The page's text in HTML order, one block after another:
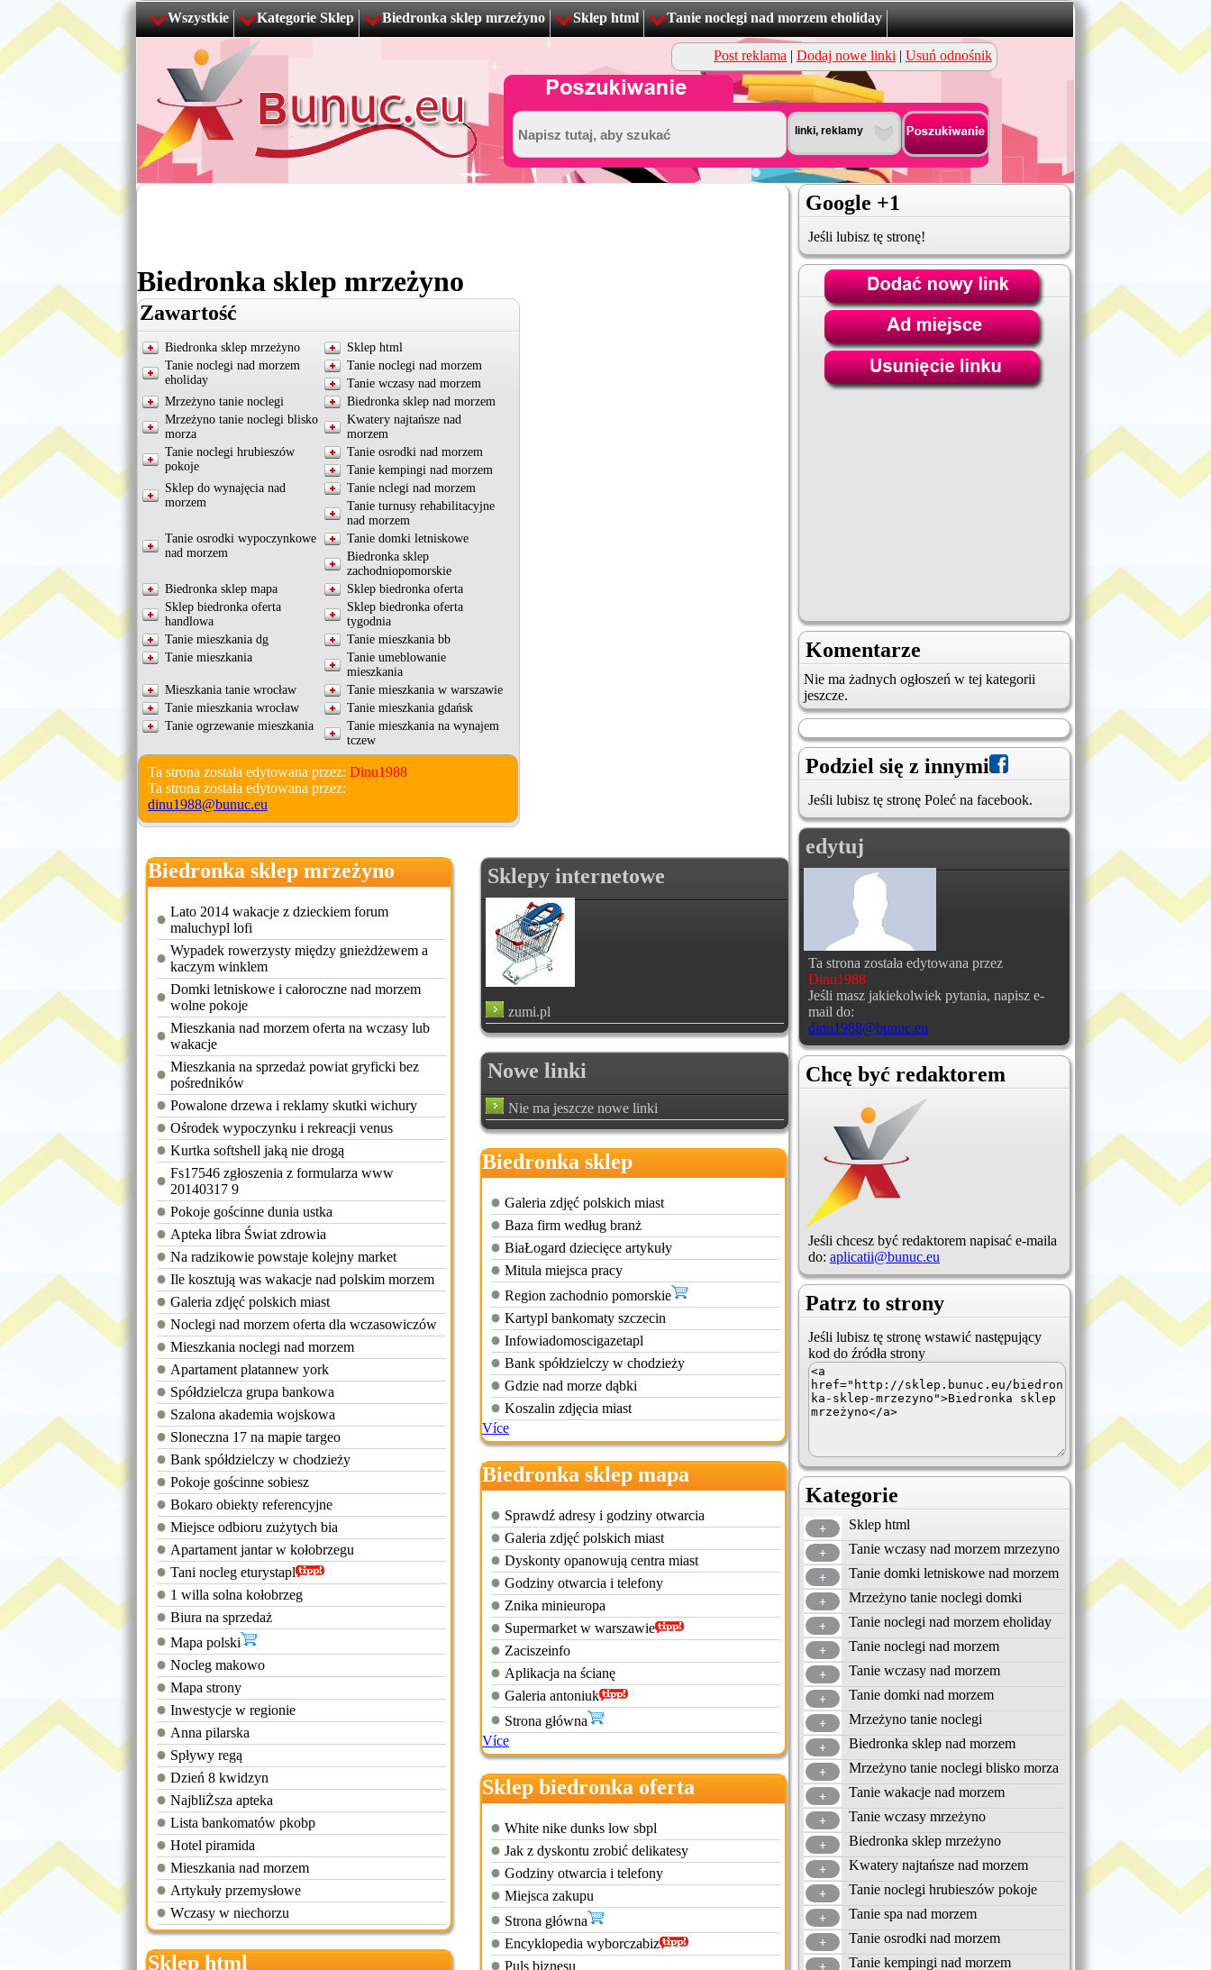
Wszystkie Kategorie Sklep Biedronka sklep mrzeżyno Sklep html Tanie noclegi nad morzem eholiday
Post reklama | Dodaj nowe linki | Usuń odnośnik
Biedronka sklep mrzeżyno
Zawartość
Biedronka sklep mrzeżyno
Sklep html
Tanie noclegi nad morzem
eholiday
Tanie noclegi nad morzem
Tanie wczasy nad morzem
Mrzeżyno tanie noclegi
Biedronka sklep nad morzem
Mrzeżyno tanie noclegi blisko
morza
Kwatery najtańsze nad
morzem
Tanie noclegi hrubieszów
pokoje
Tanie osrodki nad morzem
Tanie kempingi nad morzem
Sklep do wynajęcia nad
morzem
Tanie nclegi nad morzem
Tanie turnusy rehabilitacyjne
nad morzem
Tanie osrodki wypoczynkowe
nad morzem
Tanie domki letniskowe
Biedronka sklep
zachodniopomorskie
Biedronka sklep mapa
Sklep biedronka oferta
Sklep biedronka oferta
handlowa
Sklep biedronka oferta
tygodnia
Tanie mieszkania dg
Tanie mieszkania bb
Tanie mieszkania
Tanie umeblowanie
mieszkania
Mieszkania tanie wrocław
Tanie mieszkania w warszawie
Tanie mieszkania wrocław
Tanie mieszkania gdańsk
Tanie ogrzewanie mieszkania
Tanie mieszkania na wynajem
tczew
Ta strona została edytowana przez: Dinu1988
Ta strona została edytowana przez:
dinu1988@bunuc.eu
Biedronka sklep mrzeżyno
Lato 2014 wakacje z dzieckiem forum
maluchypl lofi
Wypadek rowerzysty między gnieżdżewem a
kaczym winklem
Domki letniskowe i całoroczne nad morzem
wolne pokoje
Mieszkania nad morzem oferta na wczasy lub
wakacje
Mieszkania na sprzedaż powiat gryficki bez
pośredników
Powalone drzewa i reklamy skutki wichury
Ośrodek wypoczynku i rekreacji venus
Kurtka softshell jaką nie drogą
Fs17546 zgłoszenia z formularza www
20140317 9
Pokoje gościnne dunia ustka
Apteka libra Świat zdrowia
Na radzikowie powstaje kolejny market
Ile kosztują was wakacje nad polskim morzem
Galeria zdjęć polskich miast
Noclegi nad morzem oferta dla wczasowiczów
Mieszkania noclegi nad morzem
Apartament platannew york
Spółdzielcza grupa bankowa
Szalona akademia wojskowa
Sloneczna 17 na mapie targeo
Bank spółdzielczy w chodzieży
Pokoje gościnne sobiesz
Bokaro obiekty referencyjne
Miejsce odbioru zużytych bia
Apartament jantar w kołobrzegu
Tani nocleg eturystapl
1 willa solna kołobrzeg
Biura na sprzedaż
Mapa polski
Nocleg makowo
Mapa strony
Inwestycje w regionie
Anna pilarska
Spływy regą
Dzień 8 kwidzyn
NajbliŻsza apteka
Lista bankomatów pkobp
Hotel piramida
Mieszkania nad morzem
Artykuły przemysłowe
Wczasy w niechorzu
Sklep html
Sklepy internetowe
zumi.pl
Nowe linki
Nie ma jeszcze nowe linki
Biedronka sklep
zachodniopomorskie
Galeria zdjęć polskich miast
Baza firm według branż
BiaŁogard dziecięce artykuły
Mitula miejsca pracy
Region zachodnio pomorskie
Kartypl bankomaty szczecin
Infowiadomoscigazetapl
Bank spółdzielczy w chodzieży
Gdzie nad morze dąbki
Koszalin zdjęcia miast
Více
Biedronka sklep mapa
Sprawdź adresy i godziny otwarcia
Galeria zdjęć polskich miast
Dyskonty opanowują centra miast
Godziny otwarcia i telefony
Znika minieuropa
Supermarket w warszawie
Zaciszeinfo
Aplikacja na ścianę
Galeria antoniuk
Strona główna
Více
Sklep biedronka oferta
White nike dunks low sbpl
Jak z dyskontu zrobić delikatesy
Godziny otwarcia i telefony
Miejsca zakupu
Strona główna
Encyklopedia wyborczabiz
Puls biznesu
Google +1
Jeśli lubisz tę stronę!
Komentarze
Nie ma żadnych ogłoszeń w tej kategorii
jeszcze.
Podziel się z innymi
Jeśli lubisz tę stronę Poleć na facebook.
edytuj
Ta strona została edytowana przez
Dinu1988
Jeśli masz jakiekolwiek pytania, napisz e-
mail do:
dinu1988@bunuc.eu
Chcę być redaktorem
Jeśli chcesz być redaktorem napisać e-maila
do: aplicatii@bunuc.eu
Patrz to strony
Jeśli lubisz tę stronę wstawić następujący
kod do źródła strony
Kategorie
Sklep html
Tanie wczasy nad morzem mrzezyno
Tanie domki letniskowe nad morzem
Mrzeżyno tanie noclegi domki
Tanie noclegi nad morzem eholiday
Tanie noclegi nad morzem
Tanie wczasy nad morzem
Tanie domki nad morzem
Mrzeżyno tanie noclegi
Biedronka sklep nad morzem
Mrzeżyno tanie noclegi blisko morza
Tanie wakacje nad morzem
Tanie wczasy mrzeżyno
Biedronka sklep mrzeżyno
Kwatery najtańsze nad morzem
Tanie noclegi hrubieszów pokoje
Tanie spa nad morzem
Tanie osrodki nad morzem
Tanie kempingi nad morzem